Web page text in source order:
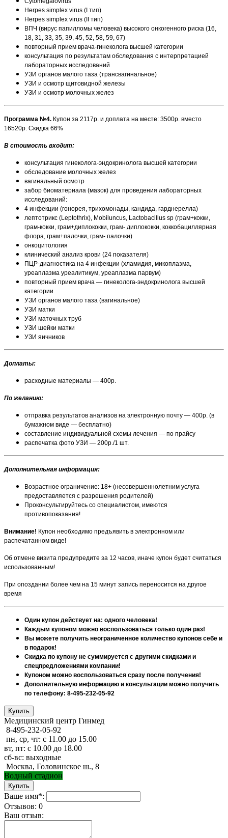
Herpes simplex virus (I тип)
Herpes simplex virus (II тип)
ВПЧ (вирус папилломы человека) высокого онкогенного риска (16,
18, 31, 33, 35, 39, 45, 52, 58, 59, 67)
повторный прием врача-гинеколога высшей категории
консультация по результатам обследования с интерпретацией
лабораторных исследований
УЗИ органов малого таза (трансвагинальное)
УЗИ и осмотр щитовидной железы
УЗИ и осмотр молочных желез
Программа №4. Купон за 2117р. и доплата на месте: 3500р. вместо
16520р. Скидка 66%
В стоимость входит:
консультация гинеколога-эндокринолога высшей категории
обследование молочных желез
вагинальный осмотр
забор биоматериала (мазок) для проведения лабораторных
исследований:
4 инфекции (гонорея, трихомонады, кандида, гарднерелла)
лептотрикс (Leptothrix), Mobiluncus, Lactobacillus sp (грам+кокки,
грам-кокки, грам+диплококки, грам- диплококки, коккобациллярная
флора, грам+палочки, грам- палочки)
онкоцитология
клинический анализ крови (24 показателя)
ПЦР-диагностика на 4 инфекции (хламидия, микоплазма,
уреаплазма уреалитикум, уреаплазма парвум)
повторный прием врача — гинеколога-эндокринолога высшей
категории
УЗИ органов малого таза (вагинальное)
УЗИ матки
УЗИ маточных труб
УЗИ шейки матки
УЗИ яичников
Доплаты:
расходные материалы — 400р.
По желанию:
отправка результатов анализов на электронную почту — 400р. (в
бумажном виде — бесплатно)
составление индивидуальной схемы лечения — по прайсу
распечатка фото УЗИ — 200р./1 шт.
Дополнительная информация:
Возрастное ограничение: 18+ (несовершеннолетним услуга
предоставляется с разрешения родителей)
Проконсультируйтесь со специалистом, имеются
противопоказания!
Внимание! Купон необходимо предъявить в электронном или
распечатанном виде!
Об отмене визита предупредите за 12 часов, иначе купон будет считаться
использованным!
При опоздании более чем на 15 минут запись переносится на другое
время
Один купон действует на: одного человека!
Каждым купоном можно воспользоваться только один раз!
Вы можете получить неограниченное количество купонов себе и
в подарок!
Скидка по купону не суммируется с другими скидками и
спецпредложениями компании!
Купоном можно воспользоваться сразу после получения!
Дополнительную информацию и консультации можно получить
по телефону: 8-495-232-05-92
Медицинский центр Гинмед
8-495-232-05-92
пн, ср, чт: с 11.00 до 15.00
вт, пт: с 10.00 до 18.00
сб-вс: выходные
Москва, Головинское ш., 8
Водный стадион
Ваше имя*:
Отзывов: 0
Ваш отзыв: